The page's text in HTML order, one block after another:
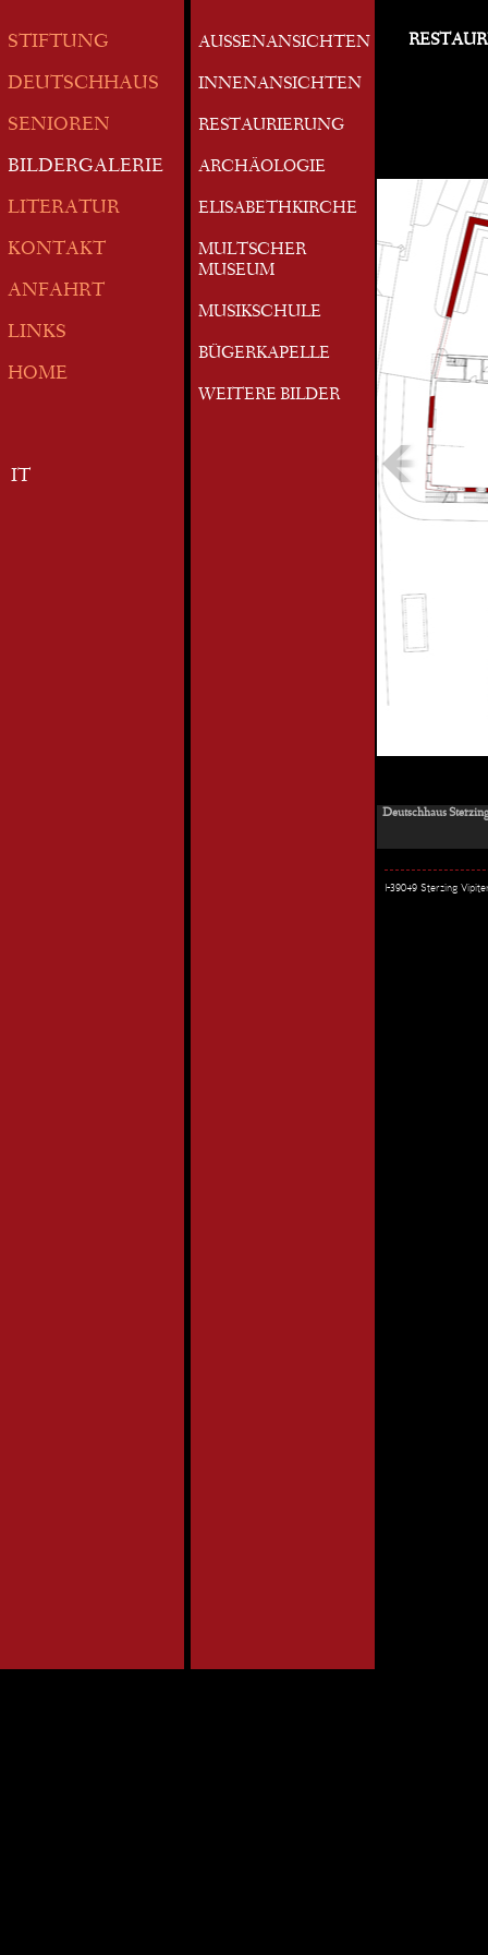
STIFTUNG
DEUTSCHHAUS
SENIOREN
BILDERGALERIE
LITERATUR
KONTAKT
ANFAHRT
LINKS
HOME
IT
AUSSENANSICHTEN
INNENANSICHTEN
RESTAURIERUNG
ARCHÄOLOGIE
ELISABETHKIRCHE
MULTSCHER
MUSEUM
MUSIKSCHULE
BÜGERKAPELLE
WEITERE BILDER
Deutschhaus
I-39049 Sterzing